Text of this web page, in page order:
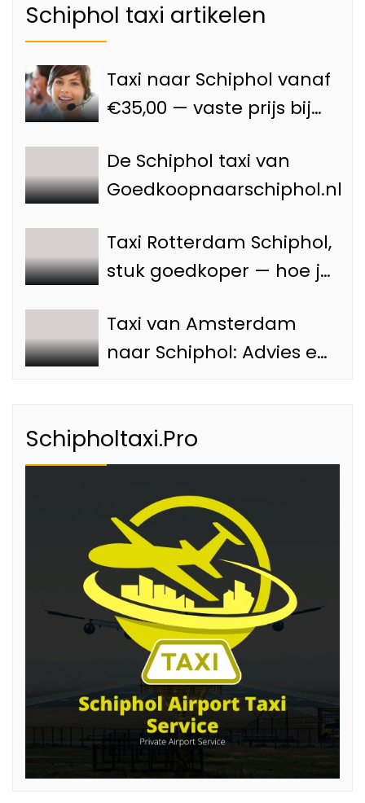
Schiphol taxi artikelen
Taxi naar Schiphol vanaf
€35,00 — vaste prijs bij
De Schiphol taxi van
Goedkoopnaarschiphol.nl
Taxi Rotterdam Schiphol,
stuk goedkoper — hoe je
betaalt
Taxi van Amsterdam
naar Schiphol: Advies en
Schipholtaxi.Pro